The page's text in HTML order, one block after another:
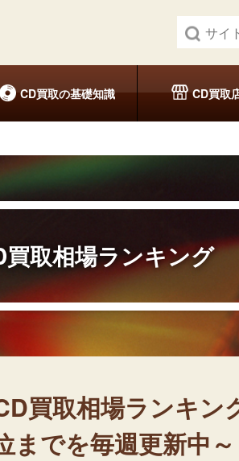
CD買取の基礎知識 CD買取
買取相場ランキング
買取相場ランキン
までを毎週更新中～